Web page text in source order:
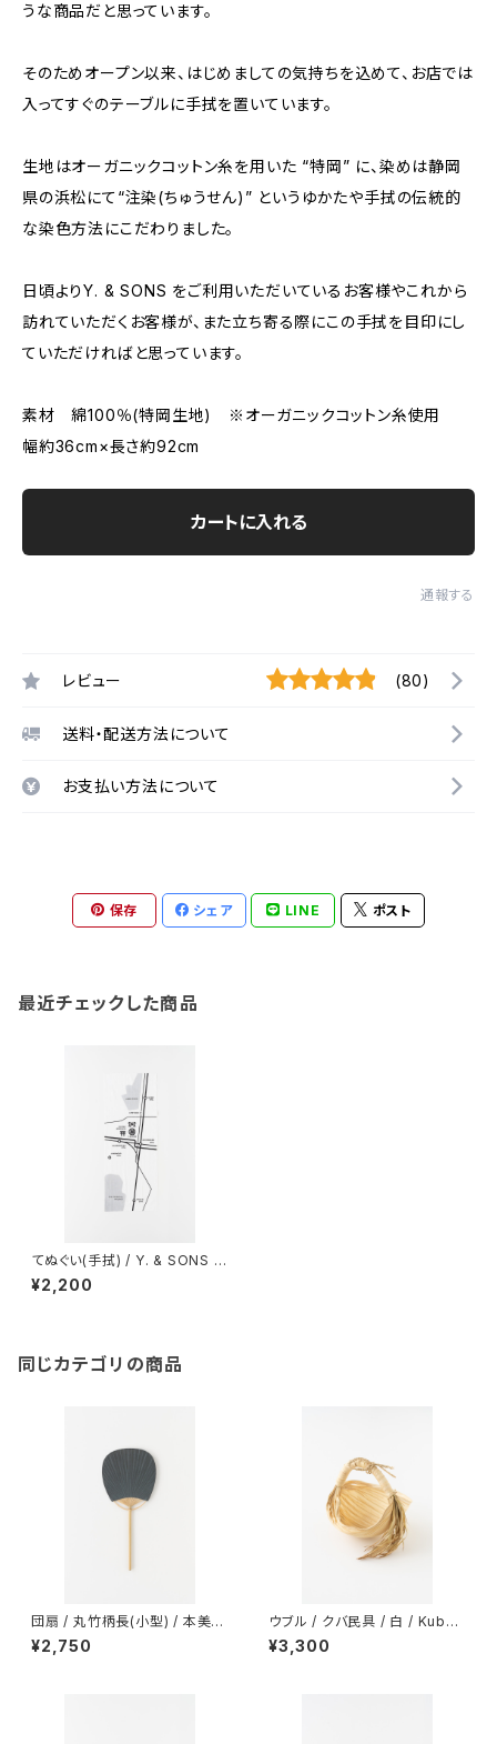
うな商品だと思っています。
そのためオープン以来、はじめましての気持ちを込めて、お店では
入ってすぐのテーブルに手拭を置いています。
生地はオーガニックコットン糸を用いた “特岡” に、染めは静岡
県の浜松にて“注染(ちゅうせん)” というゆかたや手拭の伝統的
な染色方法にこだわりました。
日頃よりY. & SONS をご利用いただいているお客様やこれから
訪れていただくお客様が、また立ち寄る際にこの手拭を目印にし
ていただければと思っています。
素材 綿100％(特岡生地) ※オーガニックコットン糸使用
幅約36cm×長さ約92cm
カートに入れる
通報する
レビュー (80)
送料・配送方法について
お支払い方法について
保存 シェア LINE ポスト
最近チェックした商品
てぬぐい(手拭) / Y. & SONS 神
田の地図
¥2,200
同じカテゴリの商品
団扇 / 丸竹柄長(小型) / 本美濃
紙 草木染 / ログウッド / 両面染
め
¥2,750
ウブル / クバ民具 / 白 / Kuba
uburu / 小
¥3,300